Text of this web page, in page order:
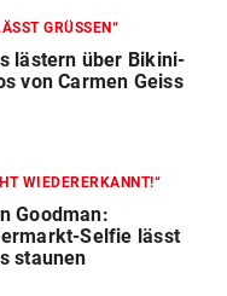
GRÜSSEN“
lästern über Bikini-
von Carmen Geiss
WIEDERERKANNT!“
Goodman:
Selfie lässt
staunen